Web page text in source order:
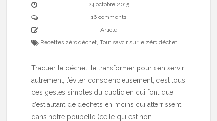
24 octobre 2015
16 comments
Article
Recettes zéro déchet, Tout savoir sur le zéro déchet
Traquer le déchet, le transformer pour s’en servir
autrement, l’éviter consciencieusement, c’est tous
ces gestes simples du quotidien qui font que
c’est autant de déchets en moins qui atterrissent
dans notre poubelle (celle qui est non